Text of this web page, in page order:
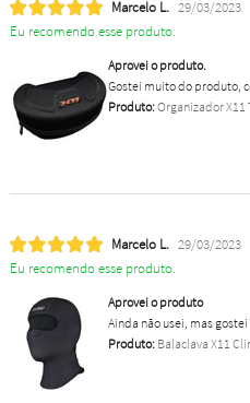
Marcelo L. 29/03/2023
Eu recomendo esse produto.
Aprovei o produto.
Gostei muito do produto,
Produto:Organizador X11
Marcelo L. 29/03/2023
Eu recomendo esse produto.
Aprovei o produto
Ainda não usei, mas
Produto:Balaclava X11